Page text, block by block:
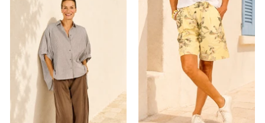
HH-AEZ
HH-EEZ
HH-Eppendorf
HH-Hanseviertel
HH-Wandsbek